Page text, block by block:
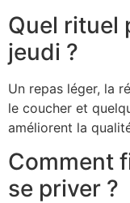
Quel rituel
jeudi ?
Un repas léger, la
le coucher et
améliorent la
Comment
se priver ?